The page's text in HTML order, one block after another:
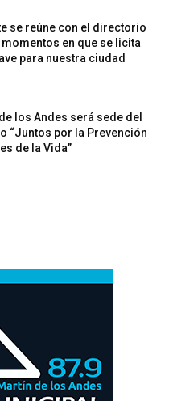
se reúne con el directorio
momentos en que se licita
para nuestra ciudad
los Andes será sede del
“Juntos por la Prevención
de la Vida”